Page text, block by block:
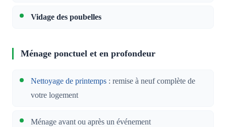
Vidage des poubelles
Ménage ponctuel et en profondeur
Nettoyage de printemps : remise à neuf complète de
votre logement
Ménage avant ou après un événement